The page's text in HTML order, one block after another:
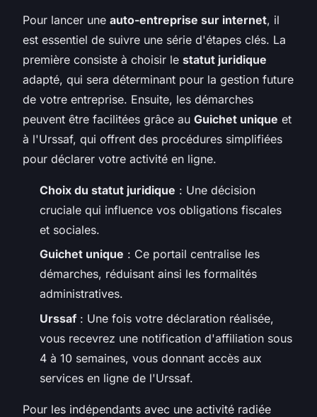
Pour lancer une auto-entreprise sur internet, il
est essentiel de suivre une série d'étapes clés. La
première consiste à choisir le statut juridique
adapté, qui sera déterminant pour la gestion future
de votre entreprise. Ensuite, les démarches
peuvent être facilitées grâce au Guichet unique et
à l'Urssaf, qui offrent des procédures simplifiées
pour déclarer votre activité en ligne.
Choix du statut juridique : Une décision
cruciale qui influence vos obligations fiscales
et sociales.
Guichet unique : Ce portail centralise les
démarches, réduisant ainsi les formalités
administratives.
Urssaf : Une fois votre déclaration réalisée,
vous recevrez une notification d'affiliation sous
4 à 10 semaines, vous donnant accès aux
services en ligne de l'Urssaf.
Pour les indépendants avec une activité radiée